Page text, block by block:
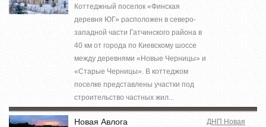
Коттеджный поселок «Финская
деревня ЮГ» расположен в северо-
западной части Гатчинского района в
40 км от города по Киевскому шоссе
между деревнями «Новые Черницы» и
«Старые Черницы». В коттеджом
поселке представлены участки под
строительство частных жил...
Новая Авлога
ДНП Новая